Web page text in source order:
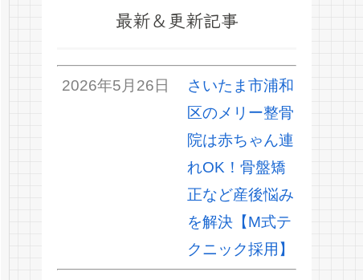
最新＆更新記事
2026年5月26日
さいたま市浦和
区のメリー整骨
院は赤ちゃん連
れOK！骨盤矯
正など産後悩み
を解決【M式テ
クニック採用】